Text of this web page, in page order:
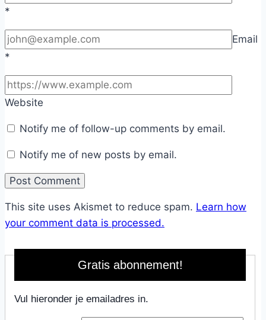
*
Email
*
Website
Notify me of follow-up comments by email.
Notify me of new posts by email.
This site uses Akismet to reduce spam. Learn how
your comment data is processed.
Gratis abonnement!
Vul hieronder je emailadres in.